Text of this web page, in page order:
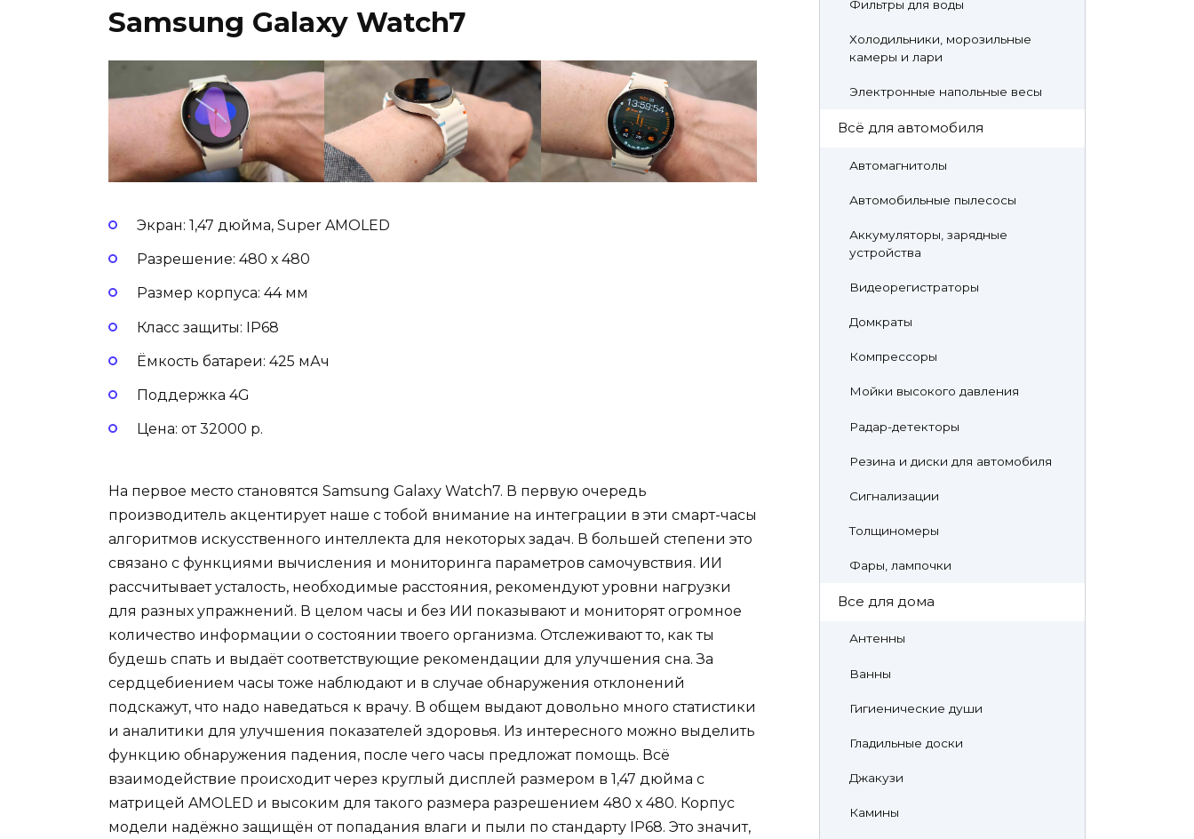
Samsung Galaxy Watch7
Экран: 1,47 дюйма, Super AMOLED
Разрешение: 480 х 480
Размер корпуса: 44 мм
Класс защиты: IP68
Ёмкость батареи: 425 мАч
Поддержка 4G
Цена: от 32000 р.
На первое место становятся Samsung Galaxy Watch7. В первую очередь
производитель акцентирует наше с тобой внимание на интеграции в эти смарт-часы
алгоритмов искусственного интеллекта для некоторых задач. В большей степени это
связано с функциями вычисления и мониторинга параметров самочувствия. ИИ
рассчитывает усталость, необходимые расстояния, рекомендуют уровни нагрузки
для разных упражнений. В целом часы и без ИИ показывают и мониторят огромное
количество информации о состоянии твоего организма. Отслеживают то, как ты
будешь спать и выдаёт соответствующие рекомендации для улучшения сна. За
сердцебиением часы тоже наблюдают и в случае обнаружения отклонений
подскажут, что надо наведаться к врачу. В общем выдают довольно много статистики
и аналитики для улучшения показателей здоровья. Из интересного можно выделить
функцию обнаружения падения, после чего часы предложат помощь. Всё
взаимодействие происходит через круглый дисплей размером в 1,47 дюйма с
матрицей AMOLED и высоким для такого размера разрешением 480 х 480. Корпус
модели надёжно защищён от попадания влаги и пыли по стандарту IP68. Это значит,
Фильтры для воды
Холодильники, морозильные
камеры и лари
Электронные напольные весы
Всё для автомобиля
Автомагнитолы
Автомобильные пылесосы
Аккумуляторы, зарядные
устройства
Видеорегистраторы
Домкраты
Компрессоры
Мойки высокого давления
Радар-детекторы
Резина и диски для автомобиля
Сигнализации
Толщиномеры
Фары, лампочки
Все для дома
Антенны
Ванны
Гигиенические души
Гладильные доски
Джакузи
Камины